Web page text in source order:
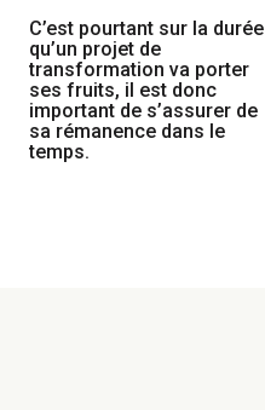
C’est pourtant sur la durée
qu’un projet de
transformation va porter
ses fruits, il est donc
important de s’assurer de
sa rémanence dans le
temps.